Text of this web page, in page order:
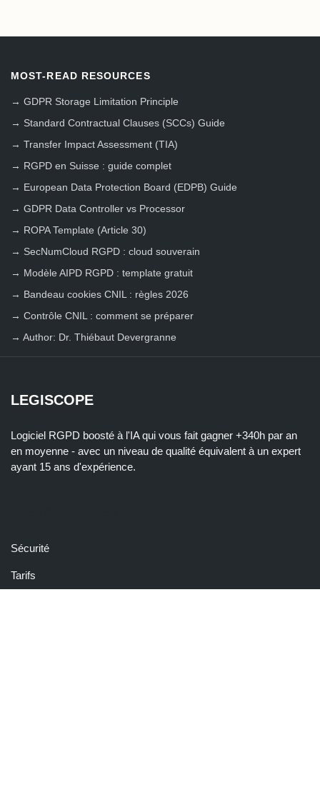
MOST-READ RESOURCES
→ GDPR Storage Limitation Principle
→ Standard Contractual Clauses (SCCs) Guide
→ Transfer Impact Assessment (TIA)
→ RGPD en Suisse : guide complet
→ European Data Protection Board (EDPB) Guide
→ GDPR Data Controller vs Processor
→ ROPA Template (Article 30)
→ SecNumCloud RGPD : cloud souverain
→ Modèle AIPD RGPD : template gratuit
→ Bandeau cookies CNIL : règles 2026
→ Contrôle CNIL : comment se préparer
→ Author: Dr. Thiébaut Devergranne
LEGISCOPE
Logiciel RGPD boosté à l'IA qui vous fait gagner +340h par an
en moyenne - avec un niveau de qualité équivalent à un expert
ayant 15 ans d'expérience.
Sécurité
Tarifs